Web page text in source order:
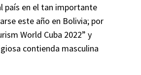
país en el tan importante
este año en Bolivia; por
World Cuba 2022” y
contienda masculina